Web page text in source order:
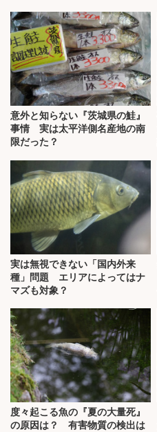
意外と知らない『茨城県の鮭』
事情 実は太平洋側名産地の南
限だった？
実は無視できない「国内外来
種」問題 エリアによってはナ
マズも対象？
度々起こる魚の『夏の大量死』
の原因は？ 有害物質の検出は